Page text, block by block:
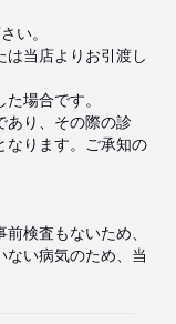
い。
当店よりお引渡し
場合です。
あり、その際の診
なります。ご承知の
検査もないため、
い病気のため、当